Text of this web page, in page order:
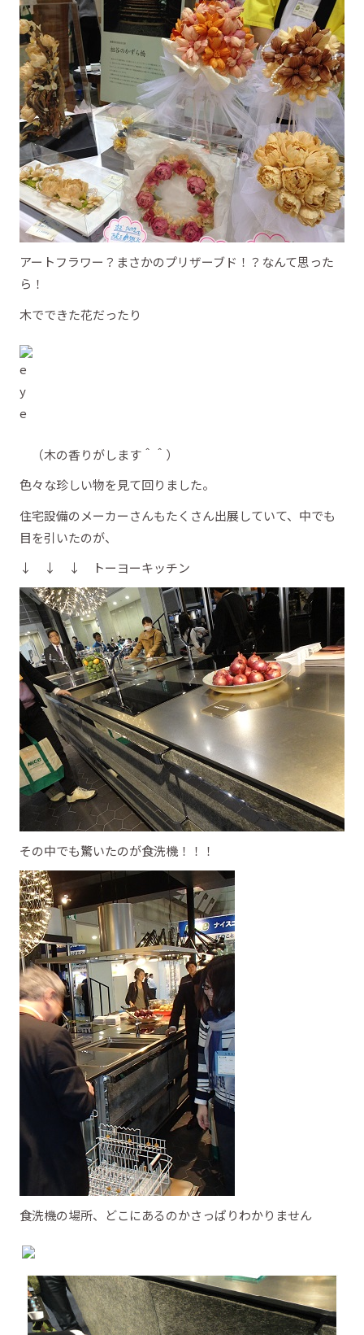
アートフラワー？まさかのプリザーブド！？なんて思った
ら！
木でできた花だったり
（木の香りがします＾＾）
色々な珍しい物を見て回りました。
住宅設備のメーカーさんもたくさん出展していて、中でも
目を引いたのが、
↓ ↓ ↓ トーヨーキッチン
その中でも驚いたのが食洗機！！！
食洗機の場所、どこにあるのかさっぱりわかりません